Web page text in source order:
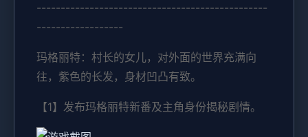
------------------------------------------------
------------------
玛格丽特：村长的女儿，对外面的世界充满向
往，紫色的长发，身材凹凸有致。
【1】发布玛格丽特新番及主角身份揭秘剧情。